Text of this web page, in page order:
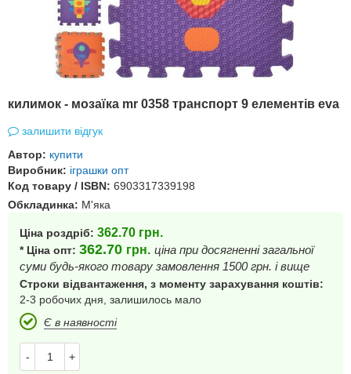
килимок - мозаїка mr 0358 транспорт 9 елементів eva
залишити відгук
Автор: купити
Виробник: іграшки опт
Код товару / ISBN: 6903317339198
Обкладинка: М'яка
Ціна роздріб: 362.70 грн.
* Ціна опт: 362.70 грн. ціна при досягненні загальної
суми будь-якого товару замовлення 1500 грн. і вище
Строки відвантаження, з моменту зарахування коштів:
2-3 робочих дня, залишилось мало
Є в наявності
- +